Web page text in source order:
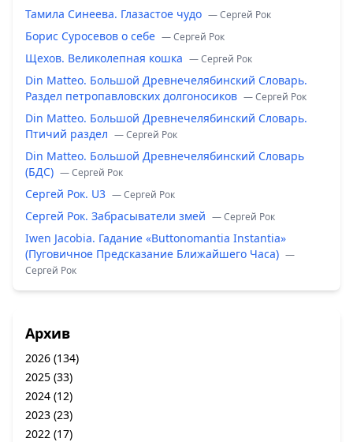
Тамила Синеева. Глазастое чудо — Сергей Рок
Борис Суросевов о себе — Сергей Рок
Щехов. Великолепная кошка — Сергей Рок
Din Matteo. Большой Древнечелябинский Словарь.
Раздел петропавловских долгоносиков — Сергей Рок
Din Matteo. Большой Древнечелябинский Словарь.
Птичий раздел — Сергей Рок
Din Matteo. Большой Древнечелябинский Словарь
(БДС) — Сергей Рок
Сергей Рок. U3 — Сергей Рок
Сергей Рок. Забрасыватели змей — Сергей Рок
Iwen Jacobia. Гадание «Buttonomantia Instantia»
(Пуговичное Предсказание Ближайшего Часа) —
Сергей Рок
Архив
2026 (134)
2025 (33)
2024 (12)
2023 (23)
2022 (17)